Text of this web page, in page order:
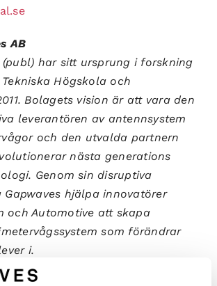
AB
(publ) har sitt ursprung i forskning
Högskola och
Bolagets vision är att vara den
leverantören av antennsystem
och den utvalda partnern
nästa generations
Genom sin disruptiva
Gapwaves hjälpa innovatörer
och Automotive att skapa
som förändrar
i.
(GAPW B) är föremål för handel